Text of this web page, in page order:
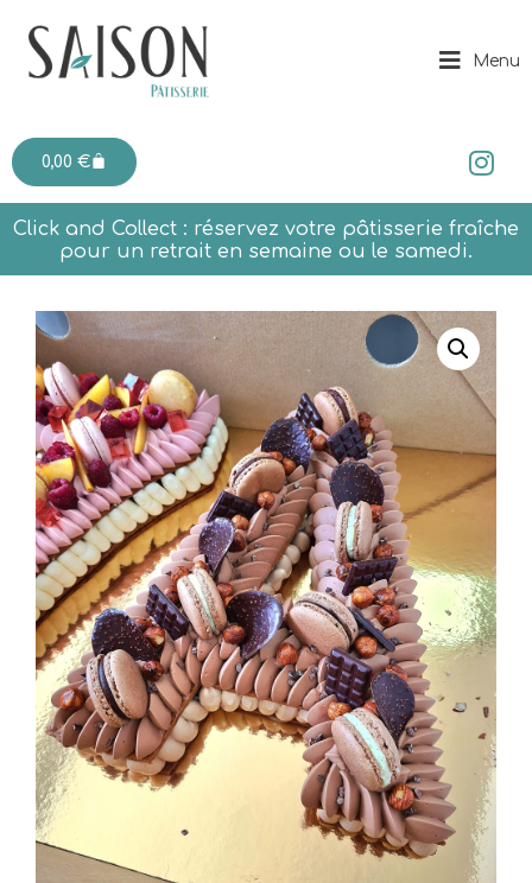
Menu
0,00 €
Click and Collect : réservez votre pâtisserie fraîche
pour un retrait en semaine ou le samedi.